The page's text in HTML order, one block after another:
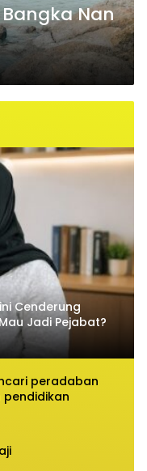
Nan
Cenderung
Jadi Pejabat?
peradaban